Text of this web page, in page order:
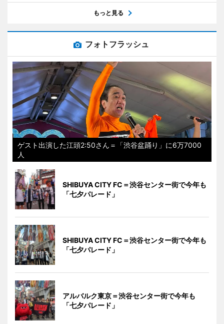
もっと見る
フォトフラッシュ
ゲスト出演した江頭2:50さん＝「渋谷盆踊り」に6万7000
人
SHIBUYA CITY FC＝渋谷センター街で今年も
「七夕パレード」
SHIBUYA CITY FC＝渋谷センター街で今年も
「七夕パレード」
アルバルク東京＝渋谷センター街で今年も
「七夕パレード」